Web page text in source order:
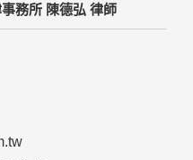
務所 陳德弘 律師